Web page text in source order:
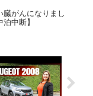
臓がんになりまし
中断】